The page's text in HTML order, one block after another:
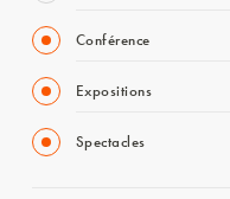
Conférence
Expositions
Spectacles